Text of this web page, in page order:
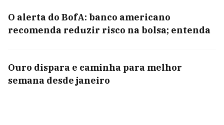
O alerta do BofA: banco americano
recomenda reduzir risco na bolsa; entenda
Ouro dispara e caminha para melhor
semana desde janeiro